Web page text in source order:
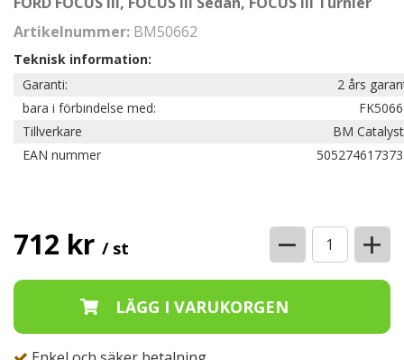
Artikelnummer: BM50662
Teknisk information:
Garanti:
2 års
bara i förbindelse med:
Tillverkare
BM
EAN nummer
712 kr / st − +